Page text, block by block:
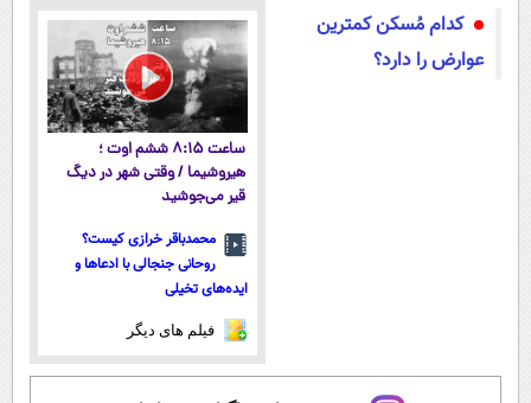
کن)
پرداخت قسطی
کدام مُسکن کمترین
عوارض را دارد؟
ساعت ۸:۱۵ ششم اوت ؛
هیروشیما / وقتی شهر در دیگ
قیر می‌جوشید
محمدباقر خرازی کیست؟
روحانی جنجالی با ادعاها و
ایده‌های تخیلی
فیلم های دیگر